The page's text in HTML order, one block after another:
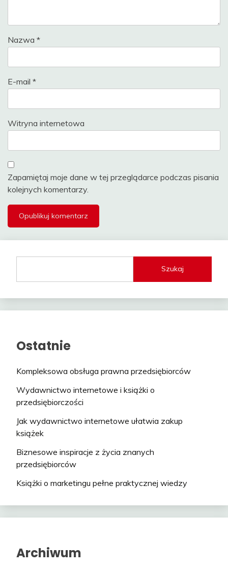
Nazwa *
E-mail *
Witryna internetowa
Zapamiętaj moje dane w tej przeglądarce podczas pisania
kolejnych komentarzy.
Szukaj
Ostatnie
Kompleksowa obsługa prawna przedsiębiorców
Wydawnictwo internetowe i książki o
przedsiębiorczości
Jak wydawnictwo internetowe ułatwia zakup
książek
Biznesowe inspiracje z życia znanych
przedsiębiorców
Książki o marketingu pełne praktycznej wiedzy
Archiwum